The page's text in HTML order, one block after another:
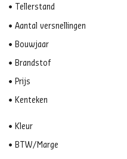
Tellerstand
Aantal versnellingen
Bouwjaar
Brandstof
Prijs
Kenteken
Kleur
BTW/Marge